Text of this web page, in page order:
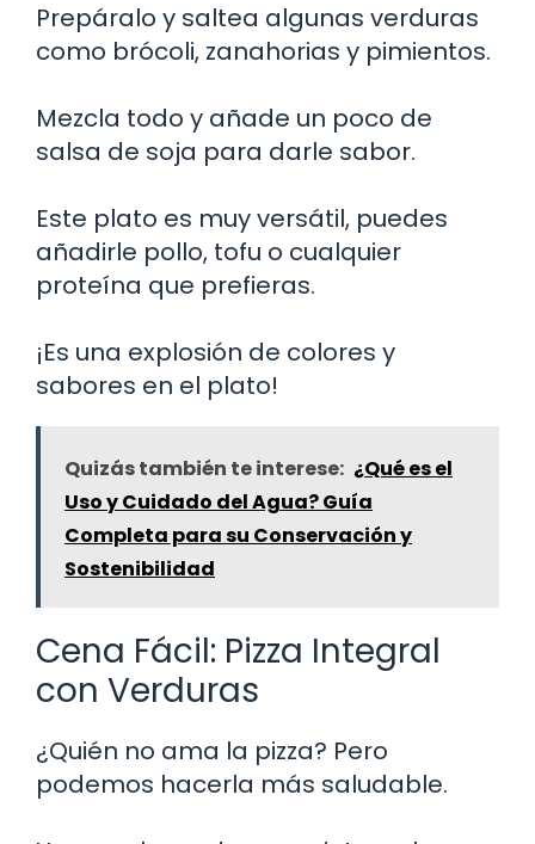
Prepáralo y saltea algunas verduras
como brócoli, zanahorias y pimientos.
Mezcla todo y añade un poco de
salsa de soja para darle sabor.
Este plato es muy versátil, puedes
añadirle pollo, tofu o cualquier
proteína que prefieras.
¡Es una explosión de colores y
sabores en el plato!
Quizás también te interese: ¿Qué es el
Uso y Cuidado del Agua? Guía
Completa para su Conservación y
Sostenibilidad
Cena Fácil: Pizza Integral
con Verduras
¿Quién no ama la pizza? Pero
podemos hacerla más saludable.